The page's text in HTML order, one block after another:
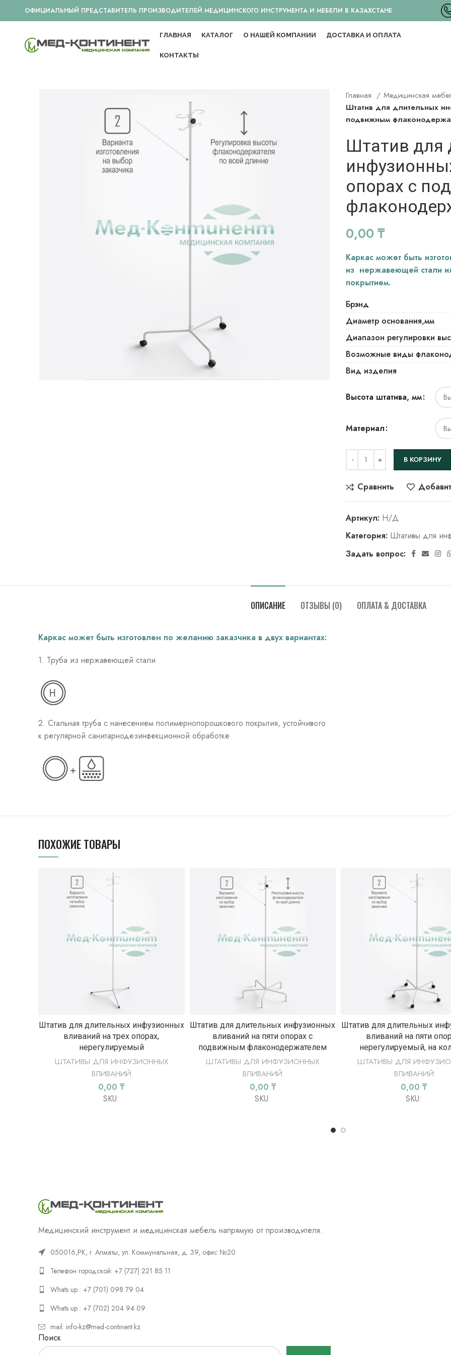
ОФИЦИАЛЬНЫЙ ПРЕДСТАВИТЕЛЬ ПРОИЗВОДИТЕЛЕЙ МЕДИЦИНСКОГО ИНСТРУМЕНТА И МЕБЕЛИ В КАЗАХСТАНЕ
ГЛАВНАЯ КАТАЛОГ О НАШЕЙ КОМПАНИИ ДОСТАВКА И ОПЛАТА
КОНТАКТЫ
Главная Медицинская
Штатив для длительных
подвижным
Штатив для
опорах с
0,00 ₸
Каркас может быть
из нержавеющей стали
покрытием.
Брэнд
Диаметр основания,мм
Диапазон регулировки
Возможные виды
Вид изделия
Высота штатива, мм
Материал
В КОРЗИНУ
Сравнить
Артикул: Н/Д
Категория: Штативы для
Задать вопрос:
ОПИСАНИЕ ОТЗЫВЫ (0) ОПЛАТА & ДОСТАВКА
Каркас может быть изготовлен по желанию заказчика в двух вариантах:
1. Труба из нержавеющей стали
2. Стальная труба с нанесением полимернопорошкового покрытия, устойчивого
к регулярной санитарнодезинфекционной обработке
ПОХОЖИЕ ТОВАРЫ
ВЫБЕРИТЕ ПАРАМЕТРЫ
Штатив для длительных инфузионных
вливаний на трех опорах,
нерегулируемый
ШТАТИВЫ ДЛЯ ИНФУЗИОННЫХ
ВЛИВАНИЙ
0,00₸
SKU:
ВЫБЕРИТЕ ПАРАМЕТРЫ
Штатив для длительных инфузионных
вливаний на пяти опорах с
подвижным флаконодержателем
ШТАТИВЫ ДЛЯ ИНФУЗИОННЫХ
ВЛИВАНИЙ
0,00 ₸
SKU:
ВЫБЕРИТЕ
Штатив для длительных
вливаний на пяти
нерегулируемый, на
ШТАТИВЫ ДЛЯ
ВЛИВАНИЙ
0,00₸
SKU:
Медицинский инструмент и медицинская мебель напрямую от производителя.
050016,РК, г. Алматы, ул. Коммунальная, д. 39, офис №20
Телефон городской: +7 (727) 221 85 11
Whats up : +7 (701) 098 79 04
Whats up : +7 (702) 204 94 09
mail: info-kz@med-continent.kz
Поиск